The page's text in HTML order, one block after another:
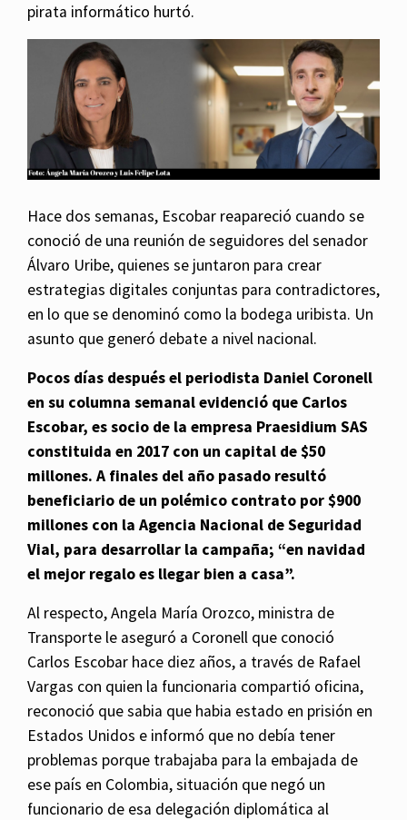
pirata informático hurtó.
Hace dos semanas, Escobar reapareció cuando se
conoció de una reunión de seguidores del senador
Álvaro Uribe, quienes se juntaron para crear
estrategias digitales conjuntas para contradictores,
en lo que se denominó como la bodega uribista. Un
asunto que generó debate a nivel nacional.
Pocos días después el periodista Daniel Coronell
en su columna semanal evidenció que Carlos
Escobar, es socio de la empresa Praesidium SAS
constituida en 2017 con un capital de $50
millones. A finales del año pasado resultó
beneficiario de un polémico contrato por $900
millones con la Agencia Nacional de Seguridad
Vial, para desarrollar la campaña; “en navidad
el mejor regalo es llegar bien a casa”.
Al respecto, Angela María Orozco, ministra de
Transporte le aseguró a Coronell que conoció
Carlos Escobar hace diez años, a través de Rafael
Vargas con quien la funcionaria compartió oficina,
reconoció que sabia que habia estado en prisión en
Estados Unidos e informó que no debía tener
problemas porque trabajaba para la embajada de
ese país en Colombia, situación que negó un
funcionario de esa delegación diplomática al